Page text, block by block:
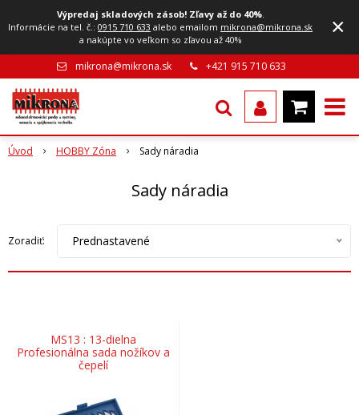
Výpredaj skladových zásob! Zľavy až do 40%.
Informácie na tel. č.:0915 710 633 alebo emailom mikrona@mikrona.sk
a nakúpte vo veľkom so zľavou až 40%
×
mikrona@mikrona.sk +421 915 710 633
Úvod HOBBY Zóna Sady náradia
Sady náradia
Zoradiť: Prednastavené
MS13 : 13-dielna
Profesionálna sada nožíkov a
čepelí